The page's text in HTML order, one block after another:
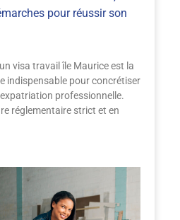
pour réussir son
visa travail île Maurice est la
indispensable pour concrétiser
professionnelle.
réglementaire strict et en